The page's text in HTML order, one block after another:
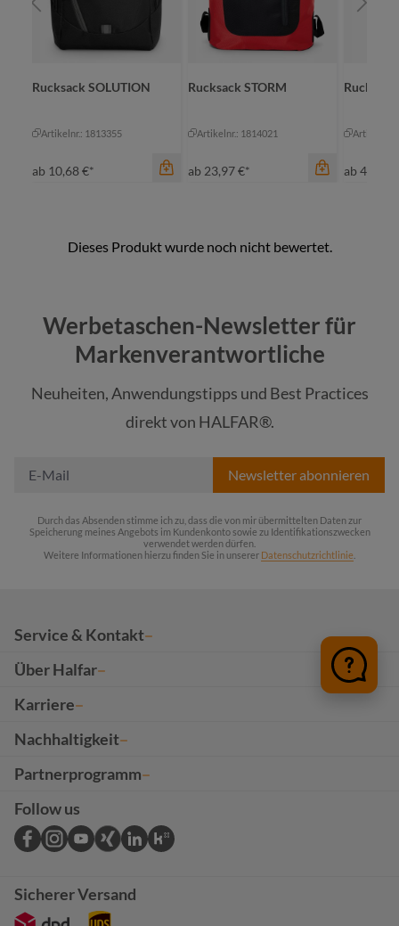
Rucksack SOLUTION
Artikelnr.: 1813355
ab 10,68 €*
grün
Rucksack STORM
Artikelnr.: 1814021
ab 23,97 €*
Farbe
rot
Artikelnr.:
ab4,90 €*
Werbetaschen-Newsletter für
Markenverantwortliche
Neuheiten, Anwendungstipps und Best Practices
direkt von HALFAR®.
Newsletter abonnieren
Durch das Absenden stimme ich zu, dass die von mir übermittelten Daten zur
Speicherung meines Angebots im Kundenkonto sowie zu Identifikationszwecken
verwendet werden dürfen.
Weitere Informationen hierzu finden Sie in unserer Datenschutzrichtlinie
Service & Kontakt
Über Halfar
Karriere
Nachhaltigkeit
Partnerprogramm
Follow us
Sicherer Versand